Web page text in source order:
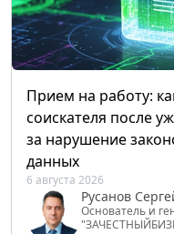
Прием на работу:
соискателя после
за нарушение
данных
6 августа 2026
Русанов
Основатель и